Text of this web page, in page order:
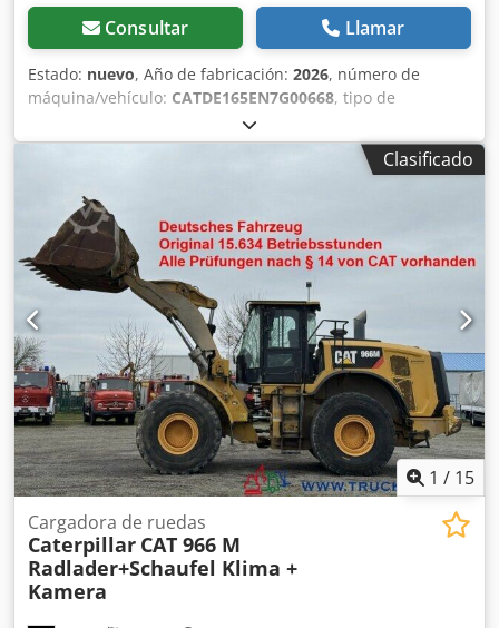
Consultar Llamar
Estado: nuevo, Año de fabricación: 2026, número de
máquina/vehículo: CATDE165EN7G00668, tipo de
, fabricante de motores:
C7.1, Uso previsto: Construcción Peso en vacío: 1.926 kg
Potencia del generador: 165 kVA Dimensiones del
compartimento de carga: 334 x 117 x 175 cm Marcado CE:
sí Volumen del depósito de agua: 325 l Póngase en
contacto con el equipo de DPX para más información.
Dksdpfjwrwk Dex Ag Rsr = Otras opciones y accesorios = -
Batería - Panel de control - Techo de acero - Depósito
Clasificado
1 / 15
Cargadora de ruedas
Caterpillar CAT 966 M
Radlader+Schaufel Klima +
Kamera